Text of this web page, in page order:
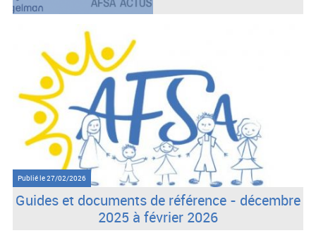
Publié le27/02/2026
Guides et documents de référence - décembre
2025 à février 2026